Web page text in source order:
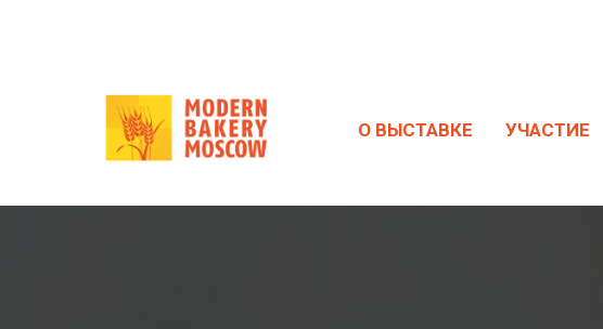
О ВЫСТАВКЕ УЧАСТИЕ